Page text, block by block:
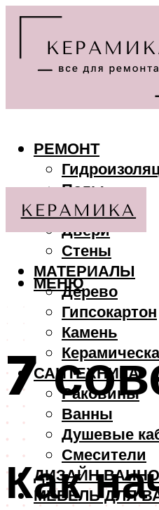
РЕМОНТ
Полы
Потолки
Двери
Стены
МАТЕРИАЛЫ
Дерево
Гипсокартон
Камень
САНТЕХНИКА
Раковины
Ванны
Душевые
Смесители
ДИЗАЙН
МЕБЕЛЬ ДЛЯ
МЕНЮ
7
Как